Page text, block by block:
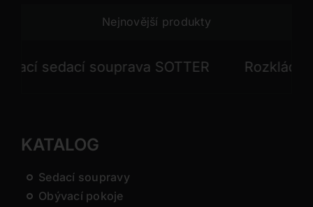
Nejnovější produkty
sedací souprava SOTTER Rozkládací
KATALOG
Sedací soupravy
Obývací pokoje